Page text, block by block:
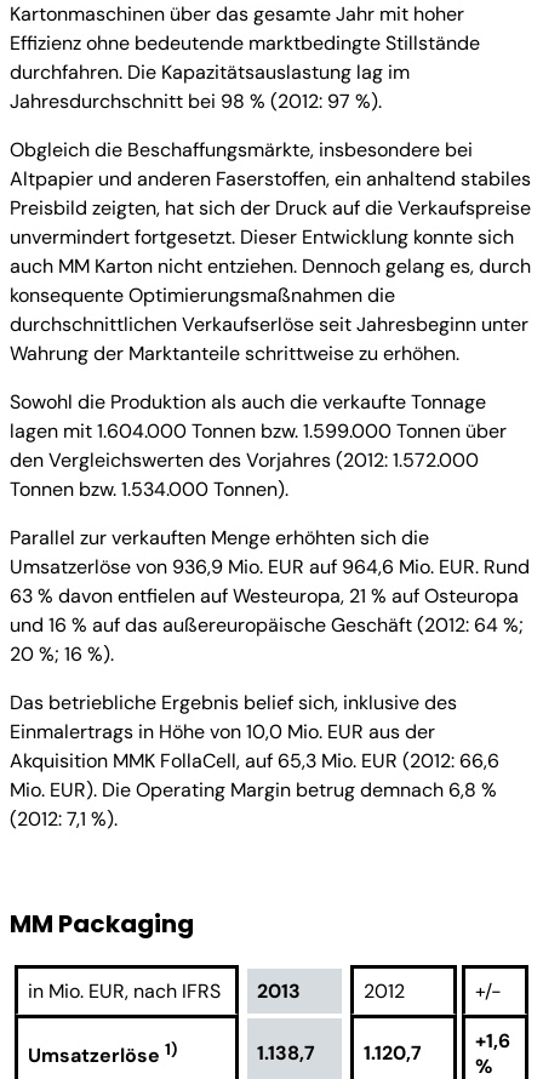
Kartonmaschinen über das gesamte Jahr mit hoher
Effizienz ohne bedeutende marktbedingte Stillstände
durchfahren. Die Kapazitätsauslastung lag im
Jahresdurchschnitt bei 98 % (2012: 97 %).
Obgleich die Beschaffungsmärkte, insbesondere bei
Altpapier und anderen Faserstoffen, ein anhaltend stabiles
Preisbild zeigten, hat sich der Druck auf die Verkaufspreise
unvermindert fortgesetzt. Dieser Entwicklung konnte sich
auch MM Karton nicht entziehen. Dennoch gelang es, durch
konsequente Optimierungsmaßnahmen die
durchschnittlichen Verkaufserlöse seit Jahresbeginn unter
Wahrung der Marktanteile schrittweise zu erhöhen.
Sowohl die Produktion als auch die verkaufte Tonnage
lagen mit 1.604.000 Tonnen bzw. 1.599.000 Tonnen über
den Vergleichswerten des Vorjahres (2012: 1.572.000
Tonnen bzw. 1.534.000 Tonnen).
Parallel zur verkauften Menge erhöhten sich die
Umsatzerlöse von 936,9 Mio. EUR auf 964,6 Mio. EUR. Rund
63 % davon entfielen auf Westeuropa, 21 % auf Osteuropa
und 16 % auf das außereuropäische Geschäft (2012: 64 %;
20 %; 16 %).
Das betriebliche Ergebnis belief sich, inklusive des
Einmalertrags in Höhe von 10,0 Mio. EUR aus der
Akquisition MMK FollaCell, auf 65,3 Mio. EUR (2012: 66,6
Mio. EUR). Die Operating Margin betrug demnach 6,8 %
(2012: 7,1 %).
MM Packaging
in Mio. EUR, nach IFRS 2013 2012 +/-
Umsatzerlöse 1) 1.138,7 1.120,7
+1,6
%